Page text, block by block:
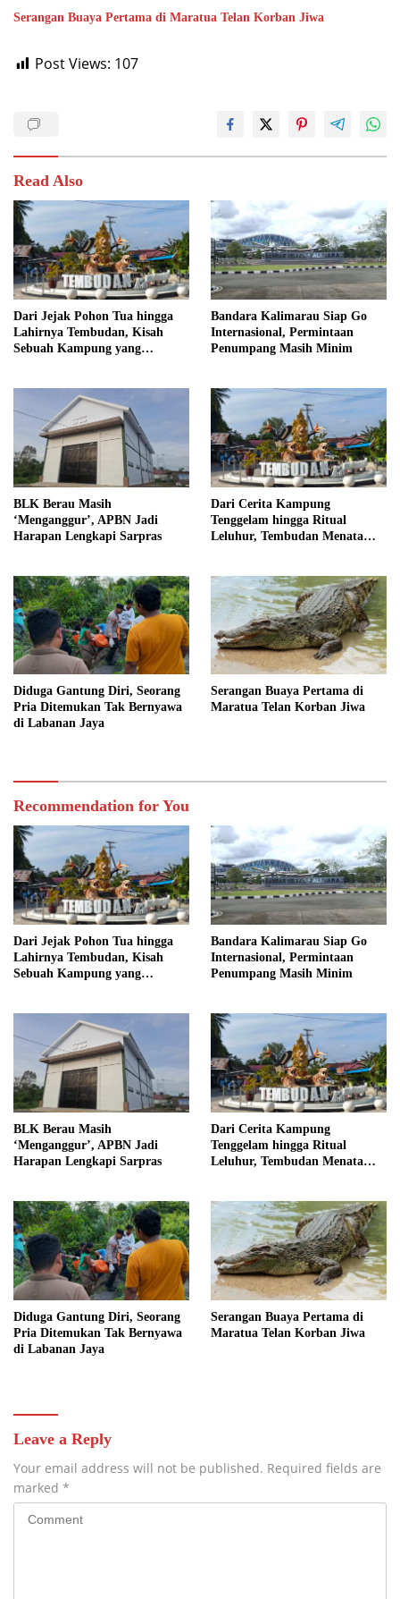
Serangan Buaya Pertama di Maratua Telan Korban Jiwa
Post Views: 107
Read Also
Dari Jejak Pohon Tua hingga
Lahirnya Tembudan, Kisah
Sebuah Kampung yang
Bandara Kalimarau Siap Go
Internasional, Permintaan
Penumpang Masih Minim
BLK Berau Masih
‘Menganggur’, APBN Jadi
Harapan Lengkapi Sarpras
Dari Cerita Kampung
Tenggelam hingga Ritual
Leluhur, Tembudan Menata
Diduga Gantung Diri, Seorang
Pria Ditemukan Tak Bernyawa
di Labanan Jaya
Serangan Buaya Pertama di
Maratua Telan Korban Jiwa
Recommendation for You
Dari Jejak Pohon Tua hingga
Lahirnya Tembudan, Kisah
Sebuah Kampung yang
Bandara Kalimarau Siap Go
Internasional, Permintaan
Penumpang Masih Minim
BLK Berau Masih
‘Menganggur’, APBN Jadi
Harapan Lengkapi Sarpras
Dari Cerita Kampung
Tenggelam hingga Ritual
Leluhur, Tembudan Menata
Diduga Gantung Diri, Seorang
Pria Ditemukan Tak Bernyawa
di Labanan Jaya
Serangan Buaya Pertama di
Maratua Telan Korban Jiwa
Leave a Reply
Your email address will not be published. Required fields are
marked *